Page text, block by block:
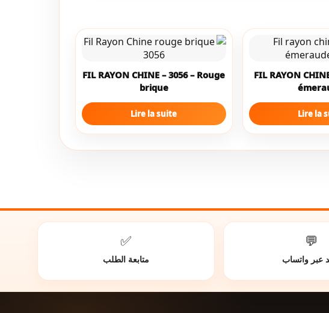
FIL RAYON
Lire la
FIL RAYON CHINE – 3056 – Rouge
brique
Lire la suite
💬
عبر واتساب
✅
متابعة الطلب